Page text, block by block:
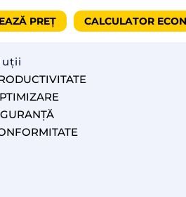
PREȚ CALCULATOR
datele